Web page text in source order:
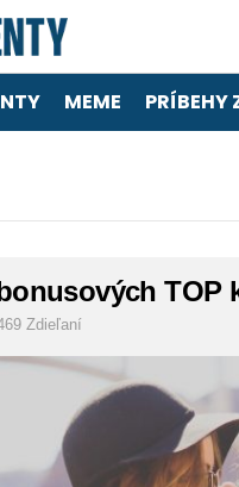
MEME PRÍBEHY
TOP
Zdieľaní